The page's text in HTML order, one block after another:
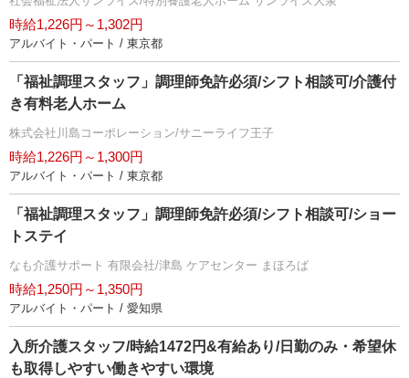
時給1,226円～1,302円
アルバイト・パート / 東京都
「福祉調理スタッフ」調理師免許必須/シフト相談可/介護付
き有料老人ホーム
株式会社川島コーポレーション/サニーライフ王子
時給1,226円～1,300円
アルバイト・パート / 東京都
「福祉調理スタッフ」調理師免許必須/シフト相談可/ショー
トステイ
なも介護サポート 有限会社/津島 ケアセンター まほろば
時給1,250円～1,350円
アルバイト・パート / 愛知県
入所介護スタッフ/時給1472円&有給あり/日勤のみ・希望休
も取得しやすい働きやすい環境